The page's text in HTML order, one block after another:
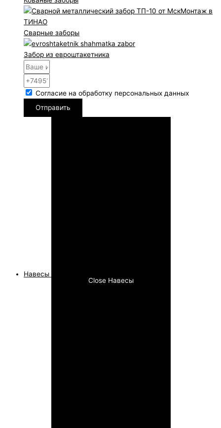
Сварные заборы
Забор из евроштакетника
Согласие на обработку персональных данных
Отправить
Навесы
Close Навесы